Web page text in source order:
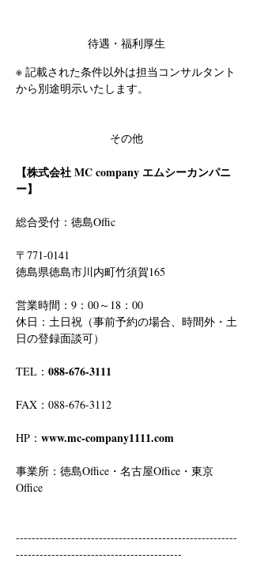
待遇・福利厚生
※ 記載された条件以外は担当コンサルタント
から別途明示いたします。
その他
【株式会社 MC company エムシーカンパニ
ー】
総合受付：徳島Offic
〒771-0141
徳島県徳島市川内町竹須賀165
営業時間：9：00～18：00
休日：土日祝（事前予約の場合、時間外・土
日の登録面談可）
TEL： 088-676-3111
FAX：088-676-3112
HP： www.mc-company1111.com
事業所：徳島Office・名古屋Office・東京
Office
--------------------------------------------------------
------------------------------------------